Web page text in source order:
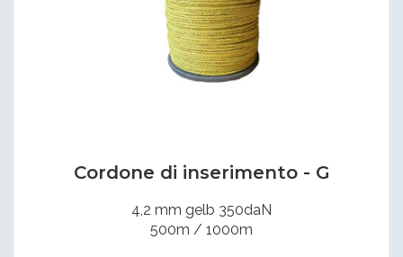
Cordone di inserimento - G
4,2 mm gelb 350daN
500m / 1000m